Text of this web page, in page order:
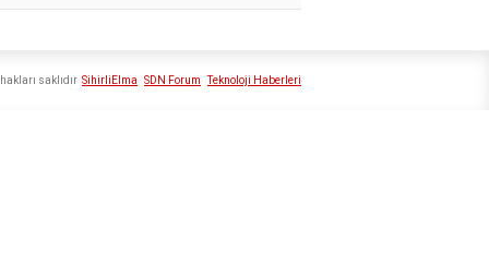
SihirliElma SDN Forum Teknoloji Haberleri
saklıdır